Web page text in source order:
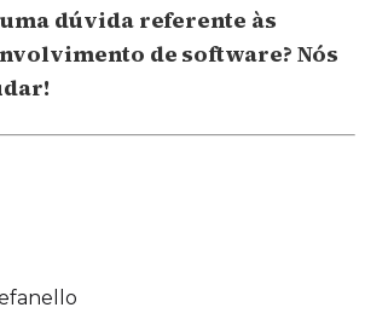
dúvida referente às
de software? Nós